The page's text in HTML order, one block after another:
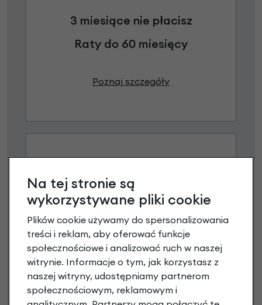
3 miesiące nie płacisz
Raty do 60 miesięcy
Poznaj szczegóły
Raty 0%
3 miesiące nie płacisz
Raty do 60 miesięcy
Na tej stronie są
wykorzystywane pliki cookie
Plików cookie używamy do spersonalizowania
treści i reklam, aby oferować funkcje
społecznościowe i analizować ruch w naszej
witrynie. Informacje o tym, jak korzystasz z
naszej witryny, udostępniamy partnerom
społecznościowym, reklamowym i